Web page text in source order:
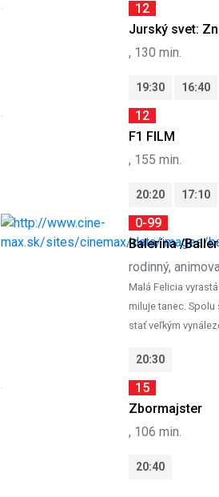
12
Jurský svet:
, 130 min.
19:30 16:40
12
F1 FILM
, 155 min.
20:20 17:10
0-99
Balerína /
rodinný,
Malá Felicia
miluje tanec.
stať veľkým
20:30
15
Zbormajster
, 106 min.
20:40